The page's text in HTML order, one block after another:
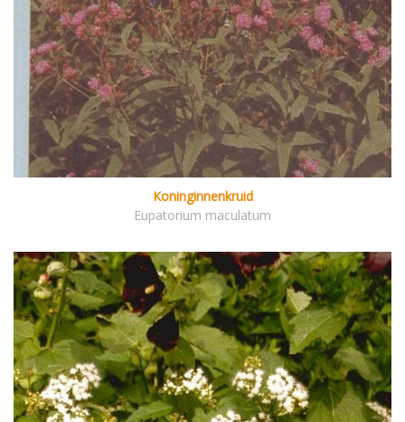
Koninginnenkruid
Eupatorium maculatum